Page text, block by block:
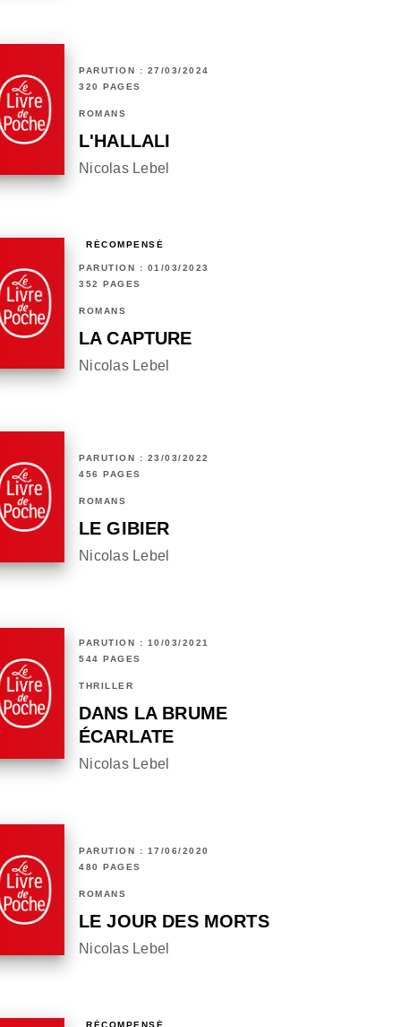
PARUTION : 27/03/2024
320 PAGES
ROMANS
L'HALLALI
Nicolas Lebel
RÉCOMPENSÉ
PARUTION : 01/03/2023
352 PAGES
ROMANS
LA CAPTURE
Nicolas Lebel
PARUTION : 23/03/2022
456 PAGES
ROMANS
LE GIBIER
Nicolas Lebel
PARUTION : 10/03/2021
544 PAGES
THRILLER
DANS LA BRUME
ÉCARLATE
Nicolas Lebel
PARUTION : 17/06/2020
480 PAGES
ROMANS
LE JOUR DES MORTS
Nicolas Lebel
RÉCOMPENSÉ